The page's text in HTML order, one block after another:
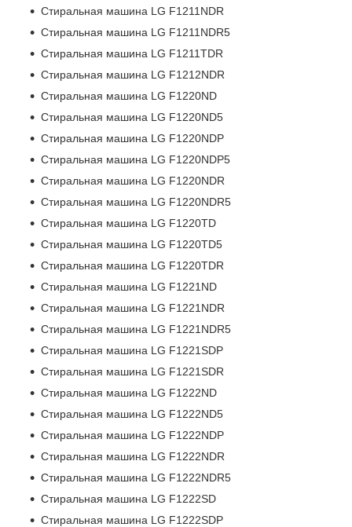
Стиральная машина LG F1211NDR
Стиральная машина LG F1211NDR5
Стиральная машина LG F1211TDR
Стиральная машина LG F1212NDR
Стиральная машина LG F1220ND
Стиральная машина LG F1220ND5
Стиральная машина LG F1220NDP
Стиральная машина LG F1220NDP5
Стиральная машина LG F1220NDR
Стиральная машина LG F1220NDR5
Стиральная машина LG F1220TD
Стиральная машина LG F1220TD5
Стиральная машина LG F1220TDR
Стиральная машина LG F1221ND
Стиральная машина LG F1221NDR
Стиральная машина LG F1221NDR5
Стиральная машина LG F1221SDP
Стиральная машина LG F1221SDR
Стиральная машина LG F1222ND
Стиральная машина LG F1222ND5
Стиральная машина LG F1222NDP
Стиральная машина LG F1222NDR
Стиральная машина LG F1222NDR5
Стиральная машина LG F1222SD
Стиральная машина LG F1222SDP